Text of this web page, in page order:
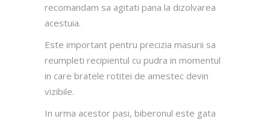
recomandam sa agitati pana la dizolvarea
acestuia.
Este important pentru precizia masurii sa
reumpleti recipientul cu pudra in momentul
in care bratele rotitei de amestec devin
vizibile.
In urma acestor pasi, biberonul este gata